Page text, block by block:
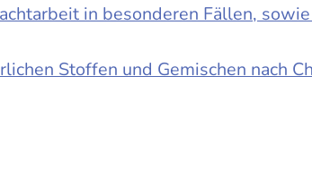
in besonderen Fällen,
Stoffen und Gemischen nach